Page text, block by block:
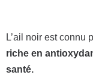
L’ail noir est connu
riche en
santé.